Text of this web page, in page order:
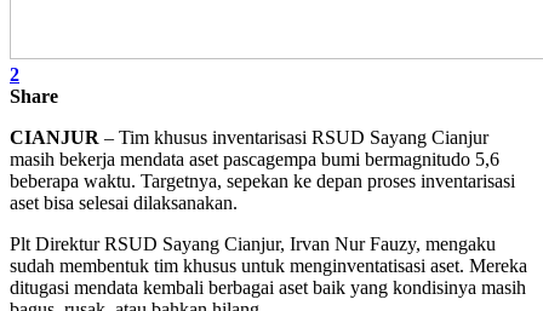
2
Share
CIANJUR – Tim khusus inventarisasi RSUD Sayang Cianjur
masih bekerja mendata aset pascagempa bumi bermagnitudo 5,6
beberapa waktu. Targetnya, sepekan ke depan proses inventarisasi
aset bisa selesai dilaksanakan.
Plt Direktur RSUD Sayang Cianjur, Irvan Nur Fauzy, mengaku
sudah membentuk tim khusus untuk menginventatisasi aset. Mereka
ditugasi mendata kembali berbagai aset baik yang kondisinya masih